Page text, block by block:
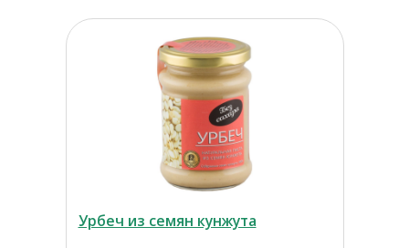
Урбеч из семян кунжута